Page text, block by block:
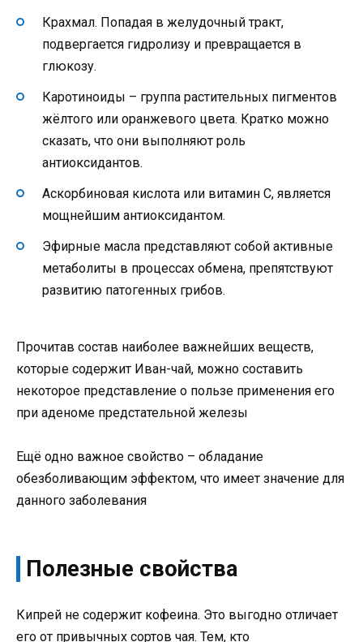
Крахмал. Попадая в желудочный тракт,
подвергается гидролизу и превращается в
глюкозу.
Каротиноиды – группа растительных пигментов
жёлтого или оранжевого цвета. Кратко можно
сказать, что они выполняют роль
антиоксидантов.
Аскорбиновая кислота или витамин С, является
мощнейшим антиоксидантом.
Эфирные масла представляют собой активные
метаболиты в процессах обмена, препятствуют
развитию патогенных грибов.
Прочитав состав наиболее важнейших веществ,
которые содержит Иван-чай, можно составить
некоторое представление о пользе применения его
при аденоме предстательной железы
Ещё одно важное свойство – обладание
обезболивающим эффектом, что имеет значение для
данного заболевания
Полезные свойства
Кипрей не содержит кофеина. Это выгодно отличает
его от привычных сортов чая. Тем, кто